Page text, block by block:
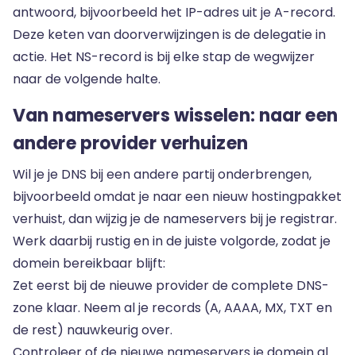
antwoord, bijvoorbeeld het IP-adres uit je A-record.
Deze keten van doorverwijzingen is de delegatie in
actie. Het NS-record is bij elke stap de wegwijzer
naar de volgende halte.
Van nameservers wisselen: naar een
andere provider verhuizen
Wil je je DNS bij een andere partij onderbrengen,
bijvoorbeeld omdat je naar een nieuw hostingpakket
verhuist, dan wijzig je de nameservers bij je registrar.
Werk daarbij rustig en in de juiste volgorde, zodat je
domein bereikbaar blijft:
Zet eerst bij de nieuwe provider de complete DNS-
zone klaar. Neem al je records (A, AAAA, MX, TXT en
de rest) nauwkeurig over.